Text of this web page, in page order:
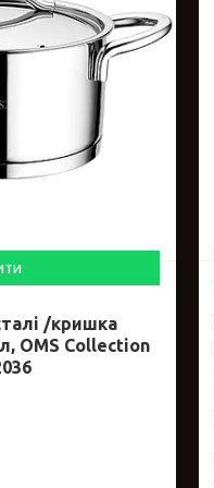
/кришка
OMS Collection